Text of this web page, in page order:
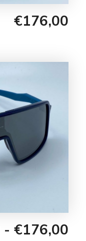
€176,00
- €176,00